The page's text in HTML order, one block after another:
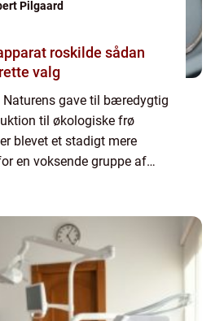
Pilgaard
roskilde sådan
valg
gave til bæredygtig
til økologiske frø
blevet et stadigt mere
en voksende gruppe af